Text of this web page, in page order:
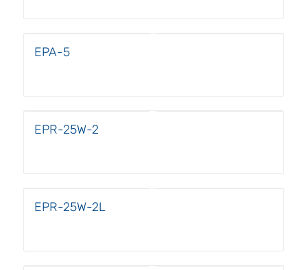
EPA-5
EPR-25W-2
EPR-25W-2L